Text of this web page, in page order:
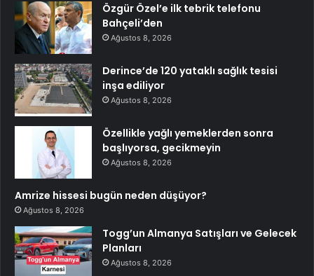
Özgür Özel’e ilk tebrik telefonu
Bahçeli’den
Ağustos 8, 2026
Derince’de 120 yataklı sağlık tesisi
inşa ediliyor
Ağustos 8, 2026
Özellikle yağlı yemeklerden sonra
başlıyorsa, gecikmeyin
Ağustos 8, 2026
Amrize hissesi bugün neden düşüyor?
Ağustos 8, 2026
Togg’un Almanya Satışları ve Gelecek
Planları
Ağustos 8, 2026